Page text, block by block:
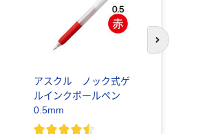
アスクル ノック式ゲ
ルインクボールペン
0.5mm
次のスライド